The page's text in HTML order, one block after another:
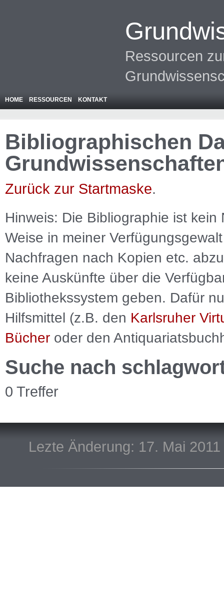
Ressourcen
HOME RESSOURCEN KONTAKT
Bibliographischen
Zurück zur Startmaske.
Hinweis: Die Bibliographie ist kein
Weise in meiner
Nachfragen nach Kopien etc.
keine Auskünfte über die
Bibliothekssystem geben. Dafür
Hilfsmittel (z.B. den Karlsruher
Bücher oder den
Suche nach
0 Treffer
Lezte Änderung: 17. Mai